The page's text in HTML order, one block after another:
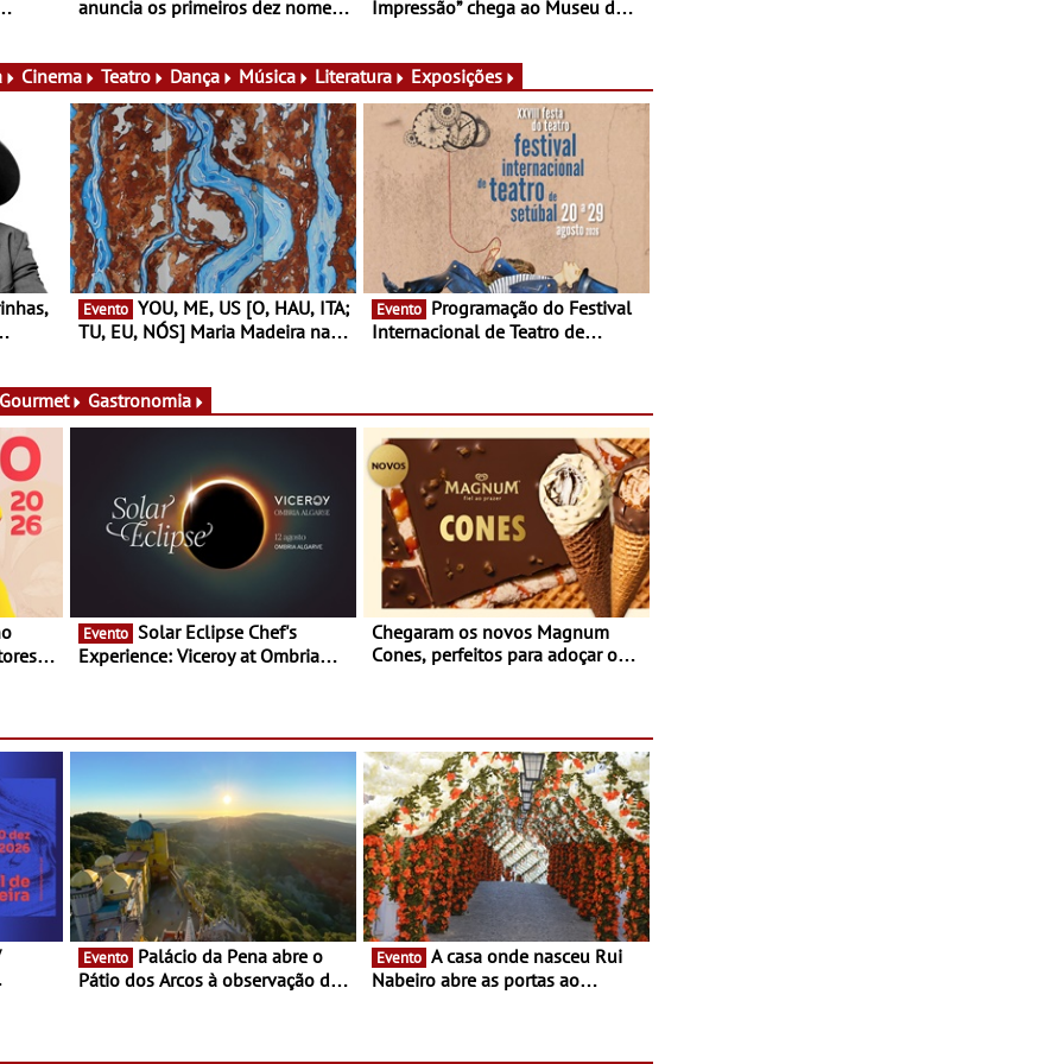
anuncia os primeiros dez nomes
Impressão” chega ao Museu do
Museu do Oriente prova-o
Cinema Teatro Dança Música Literatura Exposições
Evento
TU, EU, NÓS] Maria Madeira na
Evento
Internacional de Teatro de
Gastronomia
Evento
Experience: Viceroy at Ombria
Chegaram os novos Magnum
Cones, perfeitos para adoçar o
Evento
Pátio dos Arcos à observação do
Evento
Nabeiro abre as portas ao